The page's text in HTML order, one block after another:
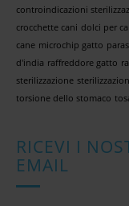
controindicazioni
crocchette cani dolci per
cane microchip gatto
d'india raffreddore gatto
sterilizzazione
torsione dello stomaco
RICEVI I
EMAIL